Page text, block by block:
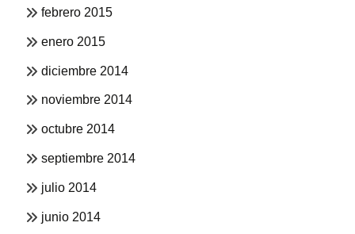
febrero 2015
enero 2015
diciembre 2014
noviembre 2014
octubre 2014
septiembre 2014
julio 2014
junio 2014